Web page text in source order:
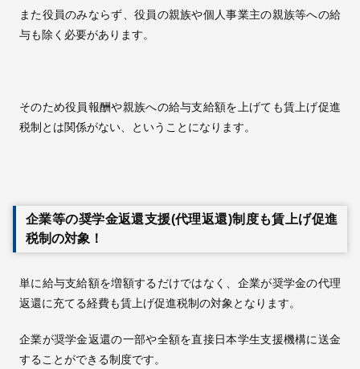
また役員のみならず、役員の親族や個人事業主の親族等への給
与も除く必要があります。
そのため役員報酬や親族への給与支給額を上げても賃上げ促進
税制とは関係がない、ということになります。
企業等の奨学金返還支援(代理返還)制度も賃上げ促進
税制の対象！
単に給与支給額を増額するだけではなく、企業が奨学金の代理
返還に充てる経費も賃上げ促進税制の対象となります。
企業が奨学金返還の一部や全額を直接日本学生支援機構に送金
することができる制度です。